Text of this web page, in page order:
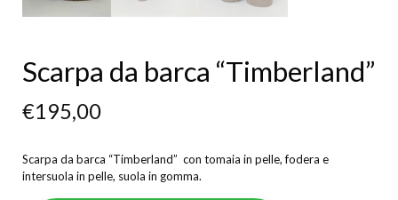
Scarpa da barca “Timberland”
€195,00
Scarpa da barca “Timberland” con tomaia in pelle, fodera e
intersuola in pelle, suola in gomma.